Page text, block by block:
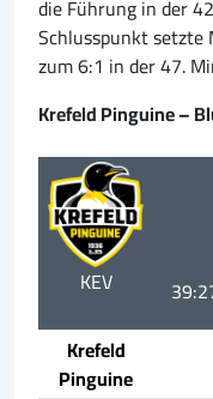
die Führung in der
Schlusspunkt setzte
zum 6:1 in der 47.
Krefeld Pinguine –
KEV
Krefeld
Pinguine